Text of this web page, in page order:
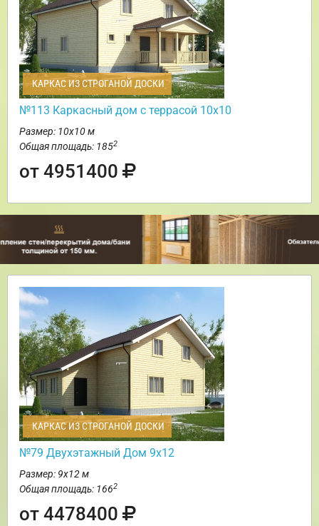
КАРКАС ИЗ СТРОГАНОЙ ДОСКИ
№113 Каркасный дом с террасой 10х10
Размер: 10х10 м
Общая площадь: 1852
от 4951400
КАРКАС ИЗ СТРОГАНОЙ ДОСКИ
№79 Двухэтажный Дом 9х12
Размер: 9х12 м
Общая площадь: 1662
от 4478400